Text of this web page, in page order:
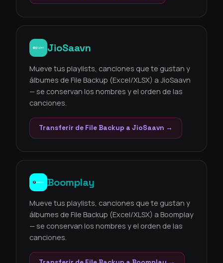
JioSaavn
Mueve tus playlists, canciones que te gustan y
álbumes de File Backup (Excel/XLSX) a JioSaavn
— se conservan los nombres y el orden de las
canciones.
Transferir de File Backup a JioSaavn →
Boomplay
Mueve tus playlists, canciones que te gustan y
álbumes de File Backup (Excel/XLSX) a Boomplay
— se conservan los nombres y el orden de las
canciones.